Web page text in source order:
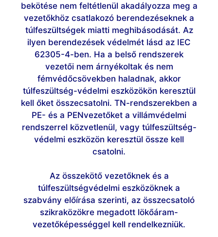
bekötése nem feltétlenül akadályozza meg a
vezetőkhöz csatlakozó berendezéseknek a
túlfeszültségek miatti meghibásodását. Az
ilyen berendezések védelmét lásd az IEC
62305-4-ben. Ha a belső rendszerek
vezetői nem árnyékoltak és nem
fémvédőcsövekben haladnak, akkor
túlfeszültség-védelmi eszközökön keresztül
kell őket összecsatolni. TN-rendszerekben a
PE- és a PENvezetőket a villámvédelmi
rendszerrel közvetlenül, vagy túlfeszültség-
védelmi eszközön keresztül össze kell
csatolni.
Az összekötő vezetőknek és a
túlfeszültségvédelmi eszközöknek a
szabvány előírása szerinti, az összecsatoló
szikraközökre megadott lökőáram-
vezetőképességgel kell rendelkezniük.